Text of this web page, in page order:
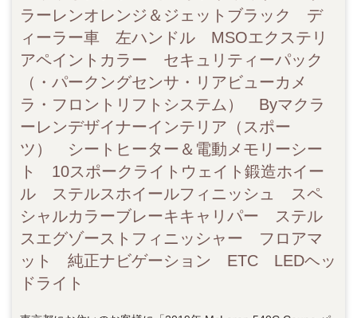
ラーレンオレンジ＆ジェットブラック デ
ィーラー車 左ハンドル MSOエクステリ
アペイントカラー セキュリティーパック
（・パークングセンサ・リアビューカメ
ラ・フロントリフトシステム） Byマクラ
ーレンデザイナーインテリア（スポー
ツ） シートヒーター＆電動メモリーシー
ト 10スポークライトウェイト鍛造ホイー
ル ステルスホイールフィニッシュ スペ
シャルカラーブレーキキャリパー ステル
スエグゾーストフィニッシャー フロアマ
ット 純正ナビゲーション ETC LEDヘッ
ドライト